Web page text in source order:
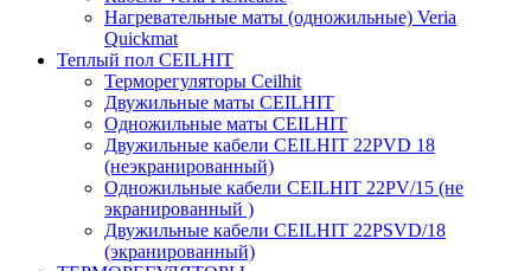
Нагревательные маты (одножильные) Veria
Quickmat
Теплый пол CEILHIT
Терморегуляторы Ceilhit
Двужильные маты CEILHIT
Одножильные маты CEILHIT
Двужильные кабели CEILHIT 22PVD 18
(неэкранированный)
Одножильные кабели CEILHIT 22PV/15 (не
экранированный )
Двужильные кабели CEILHIT 22PSVD/18
(экранированный)